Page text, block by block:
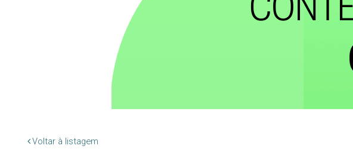
Voltar à listagem